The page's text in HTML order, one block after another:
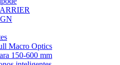
Macro Optics
150-600 mm